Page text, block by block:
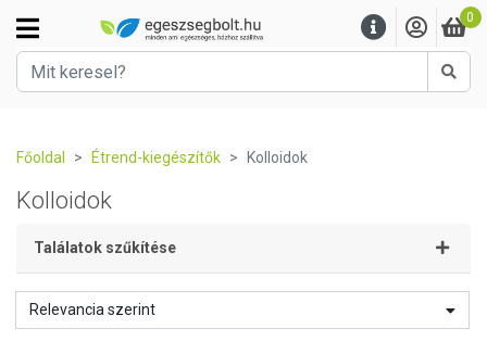
0
Főoldal Étrend-kiegészítők Kolloidok
Kolloidok
Találatok szűkítése
Relevancia szerint